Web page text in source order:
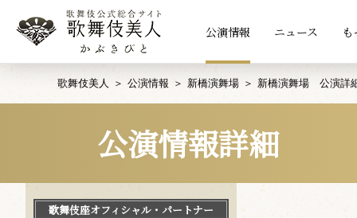
公演情報 ニュース
歌舞伎美人 公演情報 新橋演舞場 新橋演舞場 公演詳
公演情報詳細
歌舞伎座オフィシャル・パートナー